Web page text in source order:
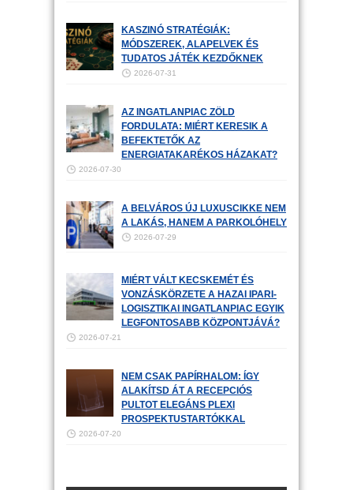
KASZINÓ STRATÉGIÁK:
MÓDSZEREK, ALAPELVEK ÉS
TUDATOS JÁTÉK KEZDŐKNEK
2026-07-31
AZ INGATLANPIAC ZÖLD
FORDULATA: MIÉRT KERESIK A
BEFEKTETŐK AZ
ENERGIATAKARÉKOS HÁZAKAT?
2026-07-30
A BELVÁROS ÚJ LUXUSCIKKE NEM
A LAKÁS, HANEM A PARKOLÓHELY
2026-07-29
MIÉRT VÁLT KECSKEMÉT ÉS
VONZÁSKÖRZETE A HAZAI IPARI-
LOGISZTIKAI INGATLANPIAC EGYIK
LEGFONTOSABB KÖZPONTJÁVÁ?
2026-07-21
NEM CSAK PAPÍRHALOM: ÍGY
ALAKÍTSD ÁT A RECEPCIÓS
PULTOT ELEGÁNS PLEXI
PROSPEKTUSTARTÓKKAL
2026-07-20